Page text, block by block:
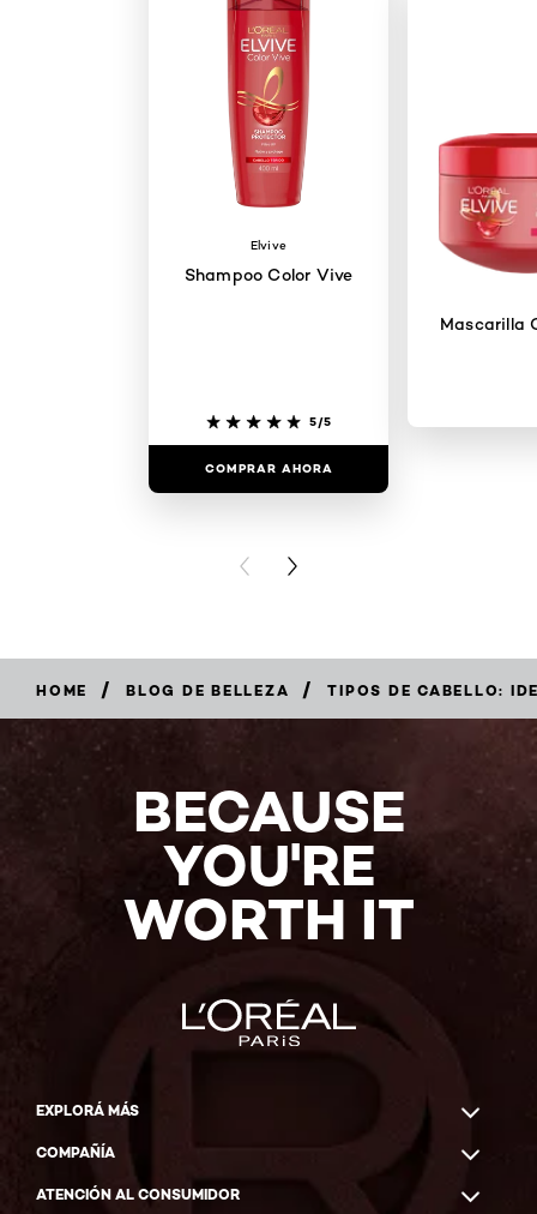
Elvive
Shampoo Color Vive
5/5
COMPRAR AHORA
Mascarilla
PREVIOUS CARD
NEXT CARD
HOME / BLOG DE BELLEZA / TIPOS DE CABELLO:
BECAUSE
YOU'RE
WORTH IT
EXPLORÁ MÁS
COMPAÑÍA
ATENCIÓN AL CONSUMIDOR